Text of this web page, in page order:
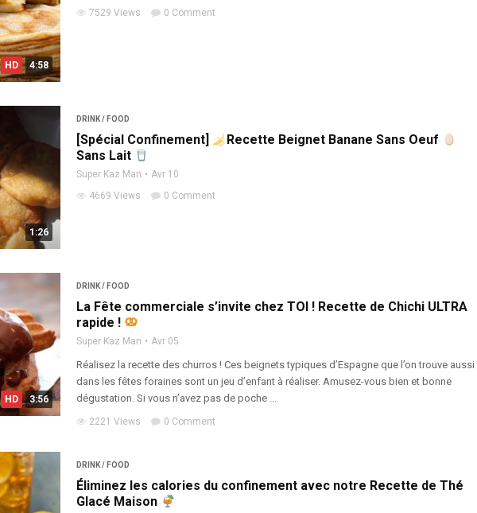
HD 4:58
7529 Views
0 Comment
1:26
DRINK / FOOD
[Spécial Confinement]
Recette Beignet Banane Sans Oeuf
Sans Lait
Super Kaz Man
Avr 10
4669 Views
0 Comment
HD 3:56
DRINK / FOOD
La Fête commerciale s’invite chez TOI ! Recette de Chichi ULTRA
rapide !
Super Kaz Man Avr 05
Réalisez la recette des churros ! Ces beignets typiques d’Espagne que l’on trouve aussi
dans les fêtes foraines sont un jeu d’enfant à réaliser. Amusez-vous bien et bonne
dégustation. Si vous n’avez pas de poche ...
2221 Views 0 Comment
DRINK / FOOD
Éliminez les calories du confinement avec notre Recette de Thé
Glacé Maison